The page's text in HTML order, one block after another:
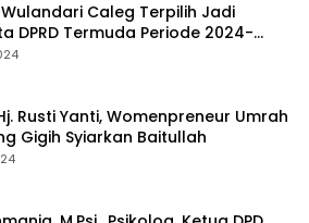
Caleg Terpilih Jadi
DPRD Termuda Periode 2024-
Rusti Yanti, Womenpreneur Umrah
Gigih Syiarkan Baitullah